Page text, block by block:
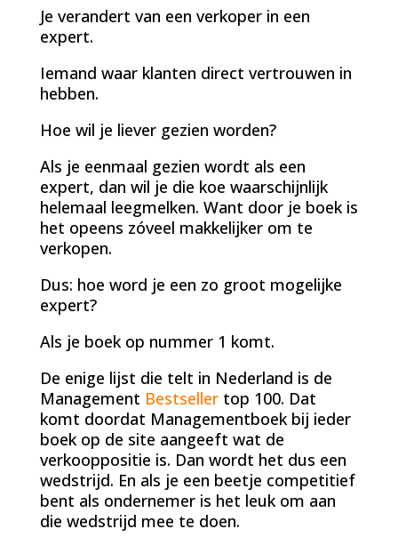
Je verandert van een verkoper in een
expert.
Iemand waar klanten direct vertrouwen in
hebben.
Hoe wil je liever gezien worden?
Als je eenmaal gezien wordt als een
expert, dan wil je die koe waarschijnlijk
helemaal leegmelken. Want door je boek is
het opeens zóveel makkelijker om te
verkopen.
Dus: hoe word je een zo groot mogelijke
expert?
Als je boek op nummer 1 komt.
De enige lijst die telt in Nederland is de
Management Bestsellertop 100. Dat
komt doordat Managementboek bij ieder
boek op de site aangeeft wat de
verkooppositie is. Dan wordt het dus een
wedstrijd. En als je een beetje competitief
bent als ondernemer is het leuk om aan
die wedstrijd mee te doen.